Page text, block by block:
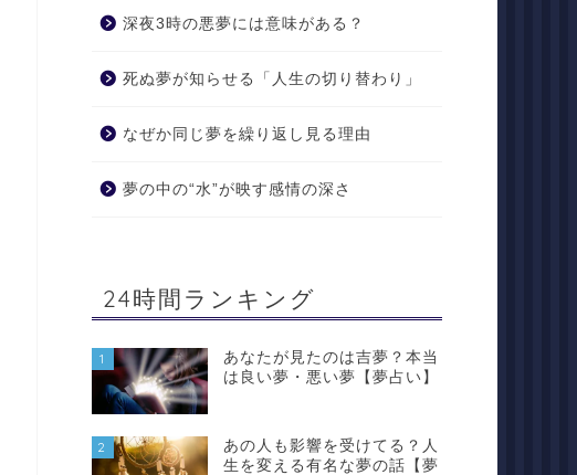
深夜3時の悪夢には意味がある？
死ぬ夢が知らせる「人生の切り替わり」
なぜか同じ夢を繰り返し見る理由
夢の中の“水”が映す感情の深さ
24時間ランキング
1
あなたが見たのは吉夢？本当
は良い夢・悪い夢【夢占い】
2
あの人も影響を受けてる？人
生を変える有名な夢の話【夢